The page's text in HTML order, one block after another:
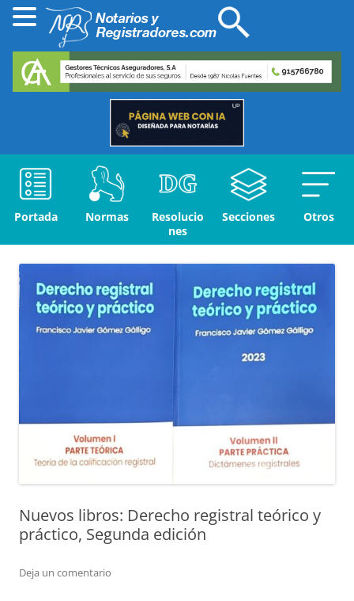
Portada Normas
Resolucio
nes
Secciones Otros
Nuevos libros: Derecho registral teórico y
práctico, Segunda edición
Deja un comentario